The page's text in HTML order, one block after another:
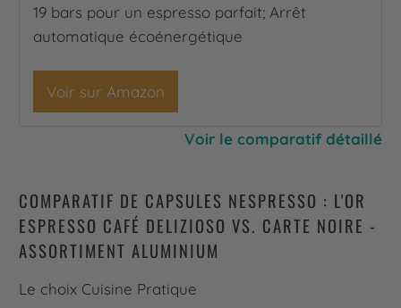
19 bars pour un espresso parfait; Arrêt
automatique écoénergétique
Voir sur Amazon
Voir le comparatif détaillé
COMPARATIF DE CAPSULES NESPRESSO : L'OR
ESPRESSO CAFÉ DELIZIOSO VS. CARTE NOIRE -
ASSORTIMENT ALUMINIUM
Le choix Cuisine Pratique